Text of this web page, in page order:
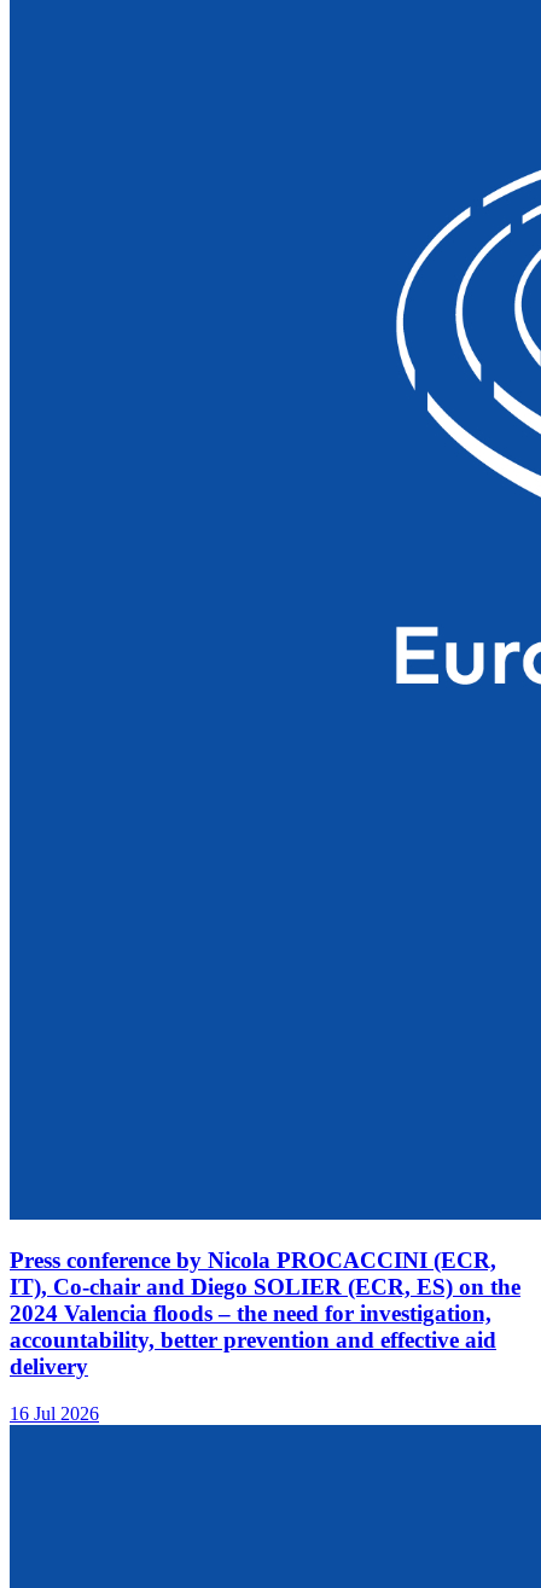
Press conference by Nicola PROCACCINI (ECR,
IT), Co-chair and Diego SOLIER (ECR, ES) on the
2024 Valencia floods – the need for investigation,
accountability, better prevention and effective aid
delivery
16 Jul 2026